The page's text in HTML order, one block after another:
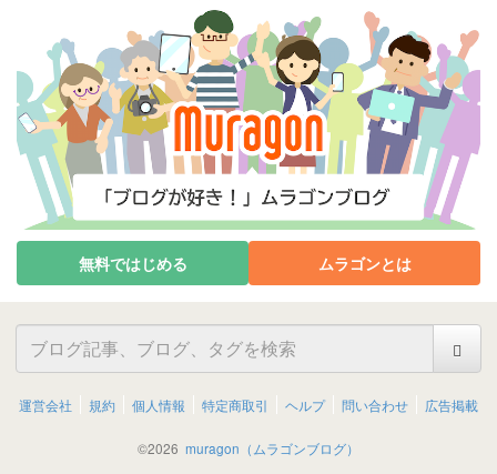
無料ではじめる ムラゴンとは
運営会社 規約 個人情報 特定商取引 ヘルプ 問い合わせ 広告掲載
©2026 muragon（ムラゴンブログ）